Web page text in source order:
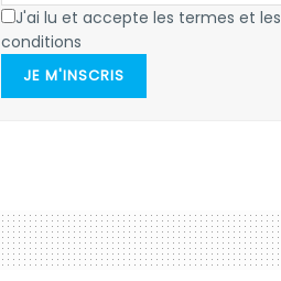
J'ai lu et accepte les termes et les
conditions
JE M'INSCRIS